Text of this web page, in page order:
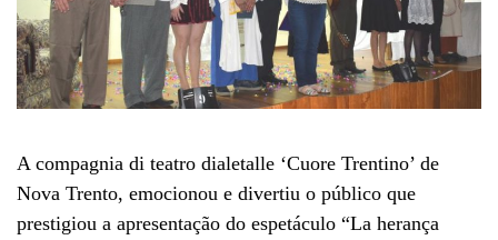
A compagnia di teatro dialetalle ‘Cuore Trentino’ de
Nova Trento, emocionou e divertiu o público que
prestigiou a apresentação do espetáculo “La herança